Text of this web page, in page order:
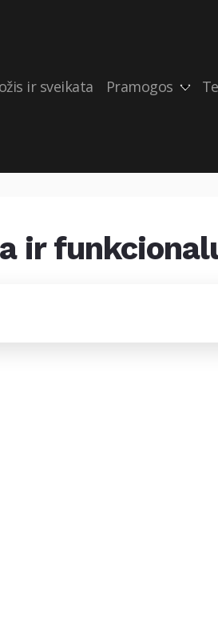
ir sveikata Pramogos
ir